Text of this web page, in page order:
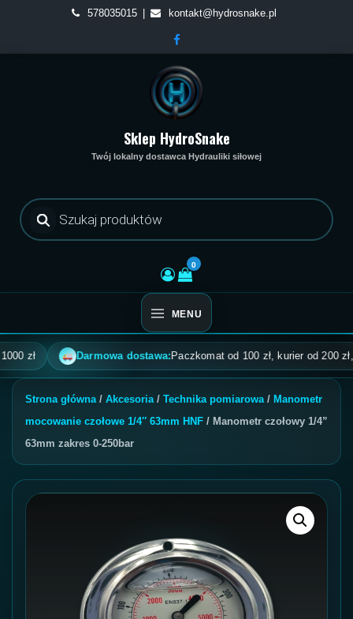
content
578035015 kontakt@hydrosnake.pl
Sklep HydroSnake
Twój lokalny dostawca Hydrauliki siłowej
Wyszukiwarka
produktów
0
MENU
Darmowa dostawa:Paczkomat od 100 zł, kurier od 200 zł,
Strona główna/ Akcesoria/ Technika pomiarowa/ Manometr
mocowanie czołowe 1/4″ 63mm HNF / Manometr czołowy 1/4”
63mm zakres 0-250bar